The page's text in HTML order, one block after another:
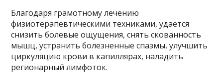
Благодаря грамотному лечению
физиотерапевтическими техниками, удается
снизить болевые ощущения, снять скованность
мышц, устранить болезненные спазмы, улучшить
циркуляцию крови в капиллярах, наладить
регионарный лимфоток.